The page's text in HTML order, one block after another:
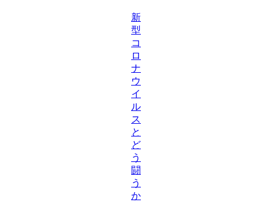
新
型
コ
ロ
ナ
ウ
イ
ル
ス
と
ど
う
闘
う
か